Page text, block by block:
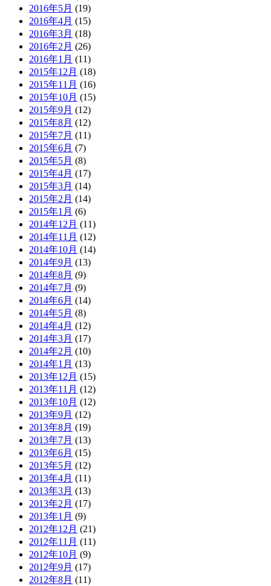
2016年5月 (19)
2016年4月 (15)
2016年3月 (18)
2016年2月 (26)
2016年1月 (11)
2015年12月 (18)
2015年11月 (16)
2015年10月 (15)
2015年9月 (12)
2015年8月 (12)
2015年7月 (11)
2015年6月 (7)
2015年5月 (8)
2015年4月 (17)
2015年3月 (14)
2015年2月 (14)
2015年1月 (6)
2014年12月 (11)
2014年11月 (12)
2014年10月 (14)
2014年9月 (13)
2014年8月 (9)
2014年7月 (9)
2014年6月 (14)
2014年5月 (8)
2014年4月 (12)
2014年3月 (17)
2014年2月 (10)
2014年1月 (13)
2013年12月 (15)
2013年11月 (12)
2013年10月 (12)
2013年9月 (12)
2013年8月 (19)
2013年7月 (13)
2013年6月 (15)
2013年5月 (12)
2013年4月 (11)
2013年3月 (13)
2013年2月 (17)
2013年1月 (9)
2012年12月 (21)
2012年11月 (11)
2012年10月 (9)
2012年9月 (17)
2012年8月 (11)